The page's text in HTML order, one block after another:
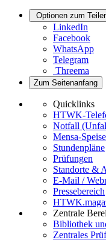
Optionen zum
LinkedIn
Facebook
WhatsApp
Telegram
Threema
Zum Seitenanfang
Quicklinks
HTWK-
Notfall
Mensa-
Stundenpläne
Prüfungen
Standorte &
E-Mail /
Pressebereich
Zentrale
Bibliothek
Zentrales